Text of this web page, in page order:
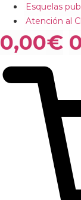
Esquelas
Atención al
0,00€